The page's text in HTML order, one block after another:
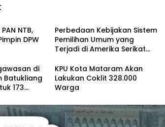
NTB,
DPW
Perbedaan Kebijakan Sistem
Pemilihan Umum yang
Terjadi di Amerika Serikat
di
Batukliang
173
KPU Kota Mataram Akan
Lakukan Coklit 328.000
Warga